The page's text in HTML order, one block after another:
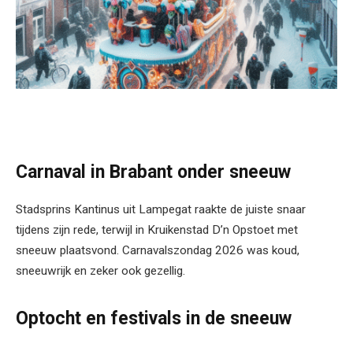
Carnaval in Brabant onder sneeuw
Stadsprins Kantinus uit Lampegat raakte de juiste snaar
tijdens zijn rede, terwijl in Kruikenstad D’n Opstoet met
sneeuw plaatsvond. Carnavalszondag 2026 was koud,
sneeuwrijk en zeker ook gezellig.
Optocht en festivals in de sneeuw